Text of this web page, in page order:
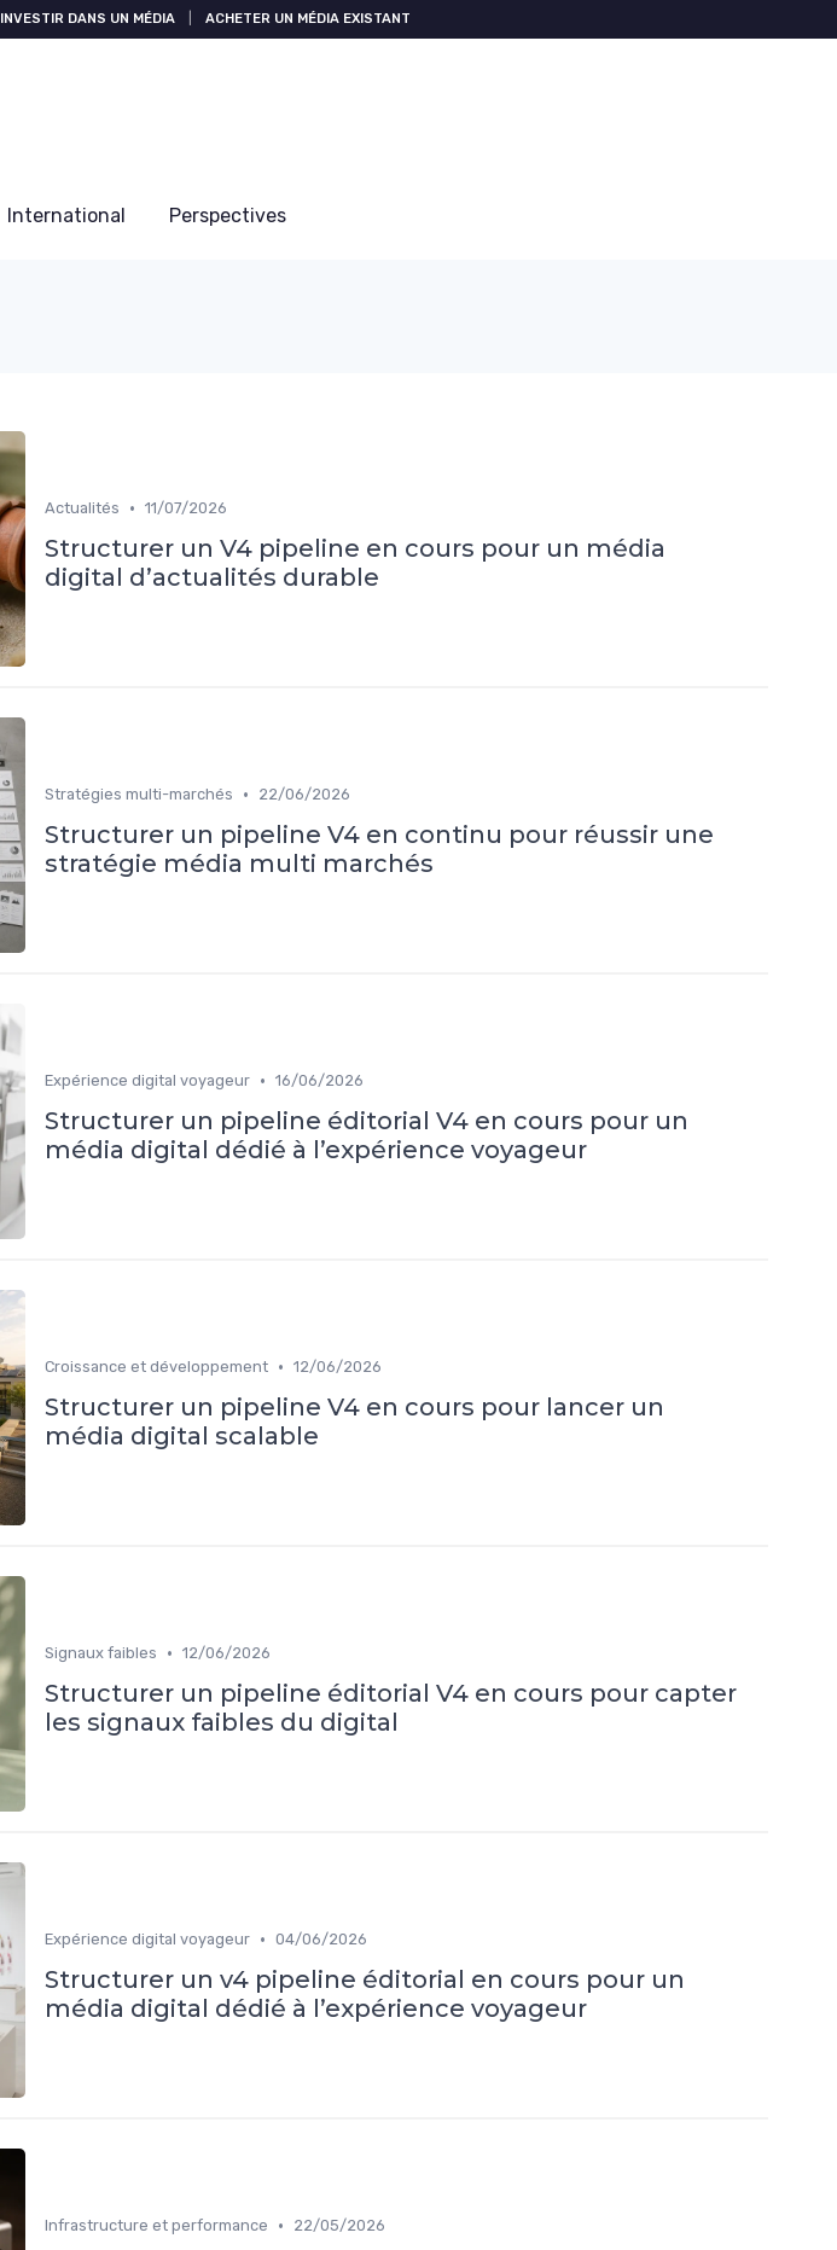
INVESTIR DANS UN MÉDIA ACHETER UN MÉDIA EXISTANT
International Perspectives
Actualités • 11/07/2026
Structurer un V4 pipeline en cours pour un média
digital d’actualités durable
Stratégies multi-marchés • 22/06/2026
Structurer un pipeline V4 en continu pour réussir une
stratégie média multi marchés
Expérience digital voyageur • 16/06/2026
Structurer un pipeline éditorial V4 en cours pour un
média digital dédié à l’expérience voyageur
Croissance et développement • 12/06/2026
Structurer un pipeline V4 en cours pour lancer un
média digital scalable
Signaux faibles • 12/06/2026
Structurer un pipeline éditorial V4 en cours pour capter
les signaux faibles du digital
Expérience digital voyageur • 04/06/2026
Structurer un v4 pipeline éditorial en cours pour un
média digital dédié à l’expérience voyageur
Infrastructure et performance • 22/05/2026